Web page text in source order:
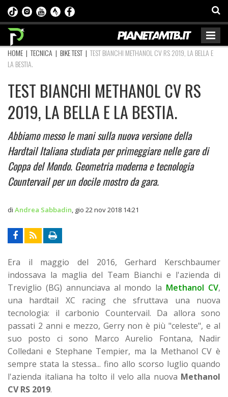
HOME |TECNICA | BIKE TEST | TEST BIANCHI METHANOL CV RS 2019, LA BELLA E
LA BESTIA.
TEST BIANCHI METHANOL CV RS
2019, LA BELLA E LA BESTIA.
Abbiamo messo le mani sulla nuova versione della
Hardtail Italiana studiata per primeggiare nelle gare di
Coppa del Mondo. Geometria moderna e tecnologia
Countervail per un docile mostro da gara.
di Andrea Sabbadin gio 22 nov 2018 14:21
Era il maggio del 2016, Gerhard Kerschbaumer
indossava la maglia del Team Bianchi e l'azienda di
Treviglio (BG) annunciava al mondo la Methanol CV,
una hardtail XC racing che sfruttava una nuova
tecnologia: il carbonio Countervail. Da allora sono
passati 2 anni e mezzo, Gerry non è più "celeste", e al
suo posto ci sono Marco Aurelio Fontana, Nadir
Colledani e Stephane Tempier, ma la Methanol CV è
sempre stata la stessa... fino allo scorso luglio quando
l'azienda italiana ha tolto il velo alla nuova Methanol
CV RS 2019.